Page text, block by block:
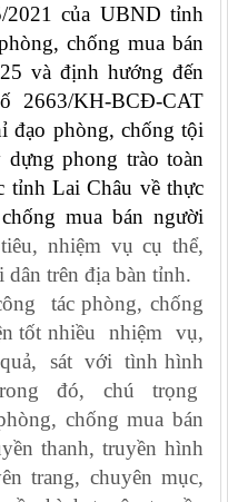
2021 của UBND tỉnh
chống mua bán
và định hướng đến
2663/KH-BCĐ-CAT
đạo phòng, chống tội
phong trào toàn
tỉnh Lai Châu về thực
mua bán người
nhiệm vụ cụ thể,
dân trên địa bàn tỉnh.
tác phòng, chống
tốt nhiều nhiệm vụ,
sát với tình hình
đó, chú trọng
chống mua bán
thanh, truyền hình
trang, chuyên mục,